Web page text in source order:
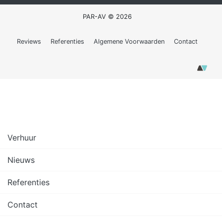
PAR-AV © 2026
Reviews Referenties Algemene Voorwaarden Contact
Verhuur
Nieuws
Referenties
Contact